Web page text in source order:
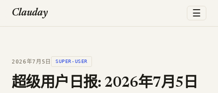
Clauday ☰
2026年7月5日 SUPER-USER
超级用户日报: 2026年7月5日